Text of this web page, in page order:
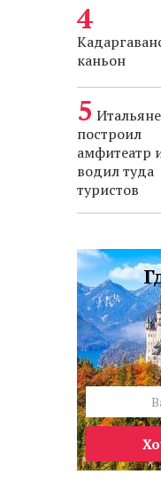
каньон
построил
амфитеатр
водил туда
туристов